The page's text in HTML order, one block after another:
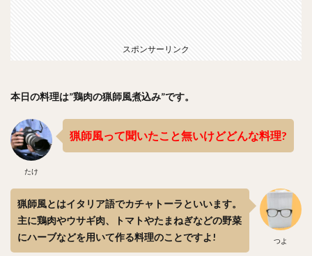
スポンサーリンク
本日の料理は”鶏肉の猟師風煮込み”です。
たけ
猟師風って聞いたこと無いけどどんな料理?
つよ
猟師風とはイタリア語でカチャトーラといいます。
主に鶏肉やウサギ肉、トマトやたまねぎなどの野菜
にハーブなどを用いて作る料理のことですよ!